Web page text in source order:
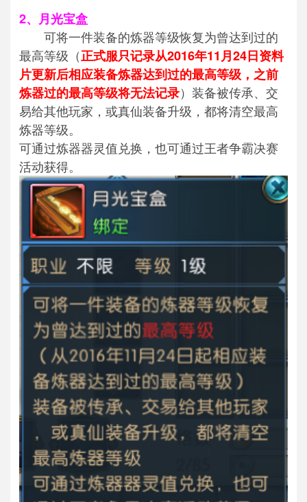
2、月光宝盒
可将一件装备的炼器等级恢复为曾达到过的
最高等级（正式服只记录从2016年11月24日资料
片更新后相应装备炼器达到过的最高等级，之前
炼器过的最高等级将无法记录）装备被传承、交
易给其他玩家，或真仙装备升级，都将清空最高
炼器等级。
可通过炼器器灵值兑换，也可通过王者争霸决赛
活动获得。